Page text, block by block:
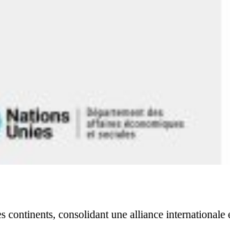
continents, consolidant une alliance internationale